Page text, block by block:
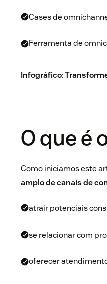
Cases de
Ferramenta de
Infográfico:
O que é
Como iniciamos este
amplo de canais de
atrair potenciais
se relacionar com
oferecer